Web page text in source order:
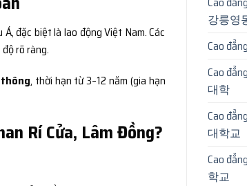
đặc biệt là lao động Việt Nam. Các
rõ ràng.
, thời hạn từ 3–12 năm (gia hạn
Rí Cửa, Lâm Đồng?
강릉영
Cao
Cao
대학
Cao
대학교
Cao
학교